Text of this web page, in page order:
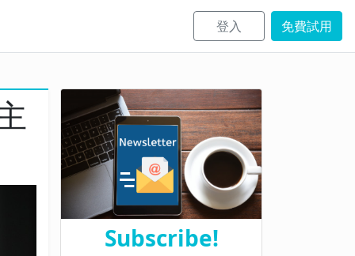
登入 免費試用
Subscribe!